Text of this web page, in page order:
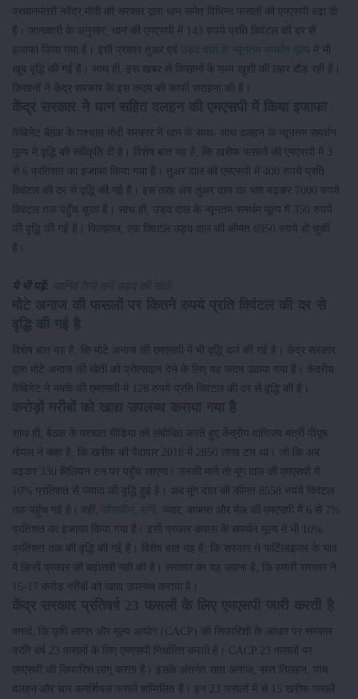
प्रधानमंत्री नरेंद्र मोदी की सरकार द्वारा धान समेत विभिन्न फसलों की एमएसपी बढ़ा दी
है। जानकारी के अनुसार, धान की एमएसपी में 143 रुपये प्रति क्विंटल की दर से
इजाफा किया गया है। इसी प्रकार तुअर एवं
उड़द दाल के न्यूनतम समर्थन मूल्य
में भी
खूब वृद्धि की गई है। साथ ही, इस खबर से किसानों के मध्य खुशी की लहर दौड़ रही है।
किसानों ने केंद्र सरकार के इस कदम की काफी सराहना की है।
कैबिनेट बैठक के पश्चात मोदी सरकार ने धान के साथ- साथ दलहन के न्यूनतम समर्थन
मूल्य में वृद्धि की स्वीकृति दी है। विशेष बात यह है, कि खरीफ फसलों की एमएसपी में 3
से 6 प्रतिशत का इजाफा किया गया है। तुअर दाल की एमएसपी में 400 रुपये प्रति
क्विंटल की दर से वृद्धि की गई है। इस तरह अब तुअर दाल का भाव बढ़कर 7000 रुपये
क्विंटल तक पहुँच चुका है। साथ ही, उड़द दाल के न्यूनतम समर्थम मूल्य में 350 रुपये
की वृद्धि की गई है। फिलहाल, एक क्विटंल उड़द दाल की कीमत 6950 रुपये हो चुकी
है।
ये भी पढ़ें: जानिए कैसे करें उड़द की खेती
विशेष बात यह है, कि मोटे अनाज की एमएसपी में भी वृद्धि दर्ज की गई है। केंद्र सरकार
द्वारा मोटे अनाज की खेती को प्रोत्साहन देने के लिए यह कदम उठाया गया है। केंद्रीय
कैबिनेट ने मक्के की एमएसपी में 128 रुपये प्रति क्विंटल की दर से वृद्धि की है।
साथ ही, बैठक के पश्चात मीडिया को संबोधित करते हुए केंद्रीय वाणिज्य मंत्री पीयूष
गोयल ने कहा है, कि खरीफ की पैदावार 2018 में 2850 लाख टन था। जो कि अब
बढ़कर 330 मिलियन टन पर पहुँच जाएगा। उनकी माने तो मूंग दाल की एमएसपी में
10% प्रतिशत से ज्यादा की वृद्धि हुई है। अब मूंग दाल की कीमत 8558 रुपये क्विंटल
तक पहुँच गई है। वहीं, सोयाबीन रागी
, ज्वार, बाजारा और मेज की एमएसपी में 6 से 7%
प्रतिशत का इजाफा किया गया है। इसी प्रकार कपास के समर्थन मूल्य में भी 10%
प्रतिशत तक की वृद्धि की गई है। विशेष बात यह है, कि सरकार ने फर्टिलाइजर के भाव
में किसी प्रकार की बढ़ोत्तरी नहीं की है। सरकार का यह कहना है, कि हमारी सरकार ने
16-17 करोड़ गरीबों को खाद्य उपलब्ध कराया है।
बतादें, कि कृषि लागत और मूल्य आयोग (CACP) की सिफारिशों के आधार पर सरकार
प्रति वर्ष 23 फसलों के लिए एमएसपी निर्धारित करती है। CACP 23 फसलों पर
एमएसपी की सिफारिश लागू करता है। इसके अंतर्गत सात अनाज, सात तिलहन, पांच
दलहन और चार कमर्शियल फसलें शम्मिलित हैं। इन 23 फसलों में से 15 खरीफ फसलें